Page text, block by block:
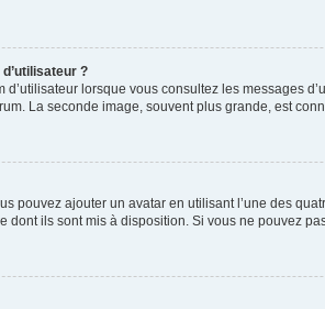
?
lorsque vous consultez les messages
La seconde image, souvent plus grande, est
pouvez ajouter un avatar en utilisant l’une des
ils sont mis à disposition. Si vous ne pouvez